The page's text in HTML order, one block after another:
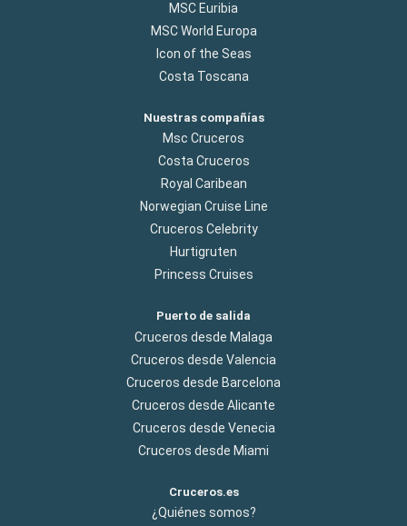
MSC Euribia
MSC World Europa
Icon of the Seas
Costa Toscana
Nuestras compañías
Msc Cruceros
Costa Cruceros
Royal Caribean
Norwegian Cruise Line
Cruceros Celebrity
Hurtigruten
Princess Cruises
Puerto de salida
Cruceros desde Malaga
Cruceros desde Valencia
Cruceros desde Barcelona
Cruceros desde Alicante
Cruceros desde Venecia
Cruceros desde Miami
Cruceros.es
¿Quiénes somos?